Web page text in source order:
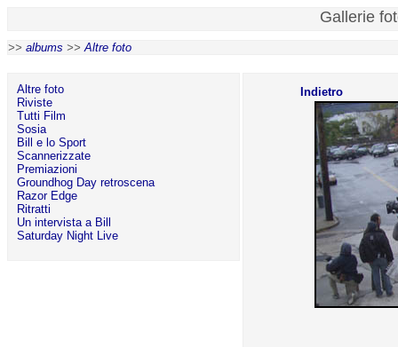
Gallerie
>> albums >>Altre foto
Altre foto
Riviste
Tutti Film
Sosia
Bill e lo Sport
Scannerizzate
Premiazioni
Groundhog Day retroscena
Razor Edge
Ritratti
Un intervista a Bill
Saturday Night Live
Indietro